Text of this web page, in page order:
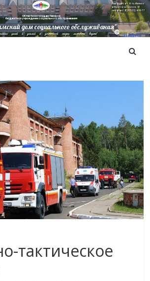
Областное государственное
бюджетное учреждение социального обслуживания
juecj
@mail
дом социального обслуживания"
Наш адрес в г. Усть-Илимск:
ул. Братское Шоссе, 41
тел/факс: 8(395-35) 4-09-77
целей и усилий к достойной жизни личности ведет!
тактическое